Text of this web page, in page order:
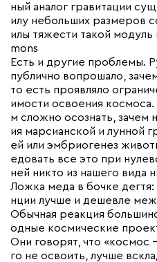
ный аналог гравитации
илу небольших размеров
илы тяжести такой
mons
Есть и другие проблемы.
публично вопрошало,
то есть проявляло
имости освоения
м сложно осознать, зачем
ия марсианской и лунной
ей или эмбриогенез
едовать все это при
ней никто из нашего вида
Ложка меда в бочке
нции лучше и дешевле
Обычная реакция
одные космические
Они говорят, что
го не освоить, лучше